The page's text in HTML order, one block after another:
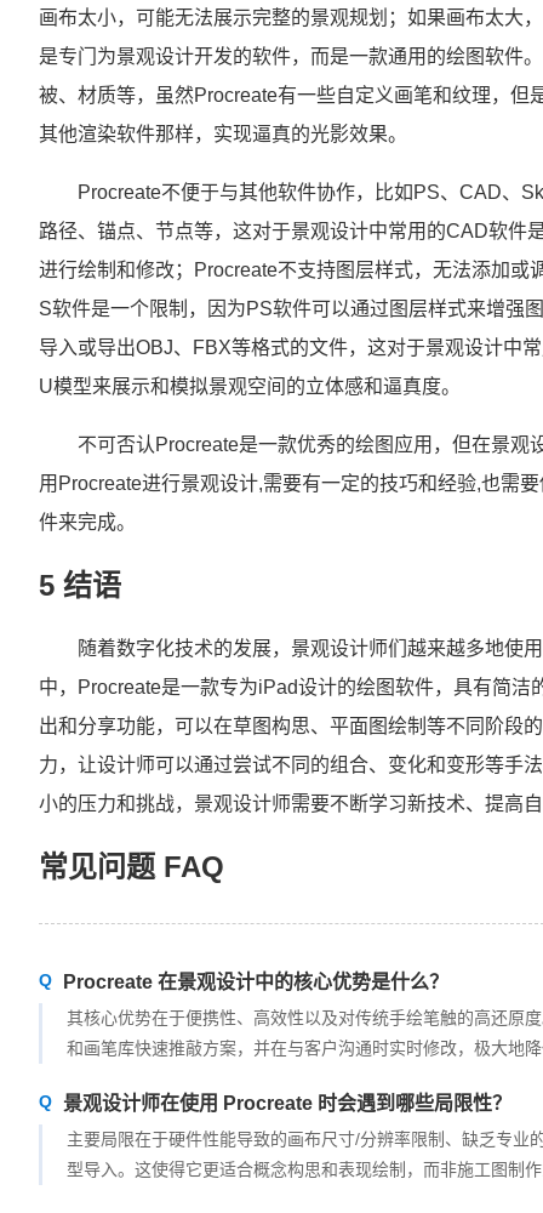
画布太小，可能无法展示完整的景观规划；如果画布太大
是专门为景观设计开发的软件，而是一款通用的绘图软件
被、材质等，虽然Procreate有一些自定义画笔和纹理，
其他渲染软件那样，实现逼真的光影效果。
Procreate不便于与其他软件协作，比如PS、CAD、
路径、锚点、节点等，这对于景观设计中常用的CAD软件
进行绘制和修改；Procreate不支持图层样式，无法添加
S软件是一个限制，因为PS软件可以通过图层样式来增强
导入或导出OBJ、FBX等格式的文件，这对于景观设计中
U模型来展示和模拟景观空间的立体感和逼真度。
不可否认Procreate是一款优秀的绘图应用，但在景
用Procreate进行景观设计,需要有一定的技巧和经验,也需
件来完成。
5 结语
随着数字化技术的发展，景观设计师们越来越多地使
中，Procreate是一款专为iPad设计的绘图软件，具有简
出和分享功能，可以在草图构思、平面图绘制等不同阶段
力，让设计师可以通过尝试不同的组合、变化和变形等手
小的压力和挑战，景观设计师需要不断学习新技术、提高
常见问题 FAQ
Procreate 在景观设计中的核心优势是什么？
其核心优势在于便携性、高效性以及对传统手绘笔触的高还原
和画笔库快速推敲方案，并在与客户沟通时实时修改，极大地
景观设计师在使用 Procreate 时会遇到哪些局限性？
主要局限在于硬件性能导致的画布尺寸/分辨率限制、缺乏专
型导入。这使得它更适合概念构思和表现绘制，而非施工图制